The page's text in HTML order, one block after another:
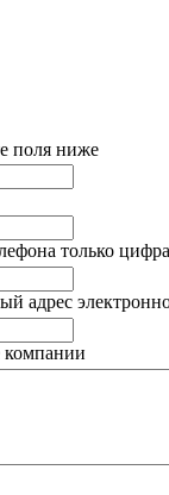
поля ниже
только
адрес
компании